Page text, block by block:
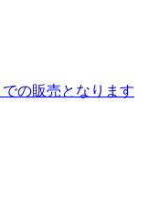
での販売となります